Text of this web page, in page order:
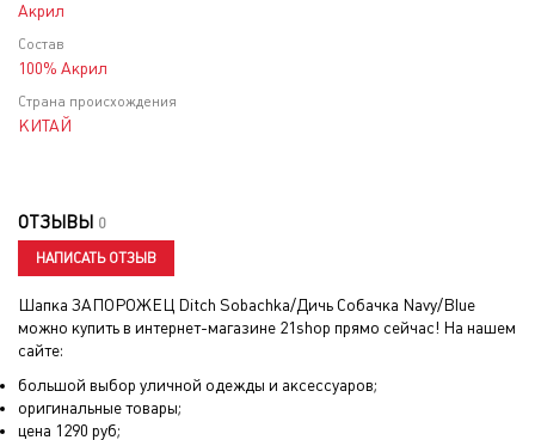
Акрил
Состав
100% Акрил
Страна происхождения
КИТАЙ
ОТЗЫВЫ 0
НАПИСАТЬ ОТЗЫВ
Шапка ЗАПОРОЖЕЦ Ditch Sobachka/Дичь Собачка Navy/Blue
можно купить в интернет-магазине 21shop прямо сейчас! На нашем
сайте:
большой выбор уличной одежды и аксессуаров;
оригинальные товары;
цена 1290 руб;